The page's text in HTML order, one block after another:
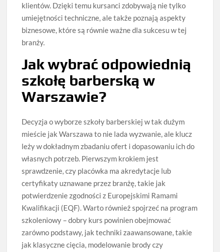
klientów. Dzięki temu kursanci zdobywają nie tylko
umiejętności techniczne, ale także poznają aspekty
biznesowe, które są równie ważne dla sukcesu w tej
branży.
Jak wybrać odpowiednią
szkołę barberską w
Warszawie?
Decyzja o wyborze szkoły barberskiej w tak dużym
mieście jak Warszawa to nie lada wyzwanie, ale klucz
leży w dokładnym zbadaniu ofert i dopasowaniu ich do
własnych potrzeb. Pierwszym krokiem jest
sprawdzenie, czy placówka ma akredytacje lub
certyfikaty uznawane przez branżę, takie jak
potwierdzenie zgodności z Europejskimi Ramami
Kwalifikacji (EQF). Warto również spojrzeć na program
szkoleniowy – dobry kurs powinien obejmować
zarówno podstawy, jak techniki zaawansowane, takie
jak klasyczne cięcia, modelowanie brody czy